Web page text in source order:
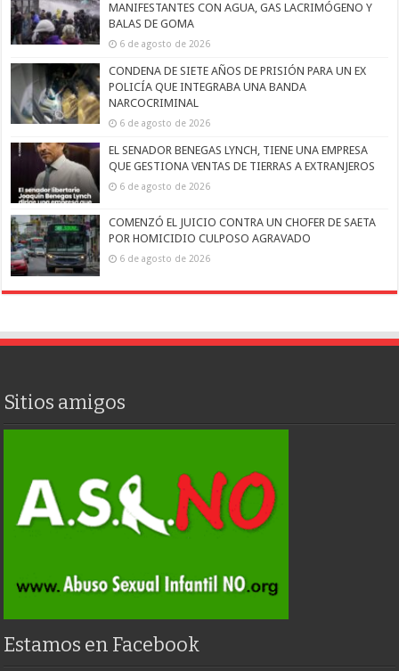
MANIFESTANTES CON AGUA, GAS LACRIMÓGENO Y
BALAS DE GOMA
6 de agosto de 2026
CONDENA DE SIETE AÑOS DE PRISIÓN PARA UN EX
POLICÍA QUE INTEGRABA UNA BANDA
NARCOCRIMINAL
6 de agosto de 2026
EL SENADOR BENEGAS LYNCH, TIENE UNA EMPRESA
QUE GESTIONA VENTAS DE TIERRAS A EXTRANJEROS
6 de agosto de 2026
COMENZÓ EL JUICIO CONTRA UN CHOFER DE SAETA
POR HOMICIDIO CULPOSO AGRAVADO
6 de agosto de 2026
Sitios amigos
Estamos en Facebook